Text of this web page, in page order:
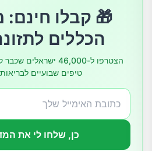
בריאות העור
מה ההמלצה היומית לצריכת
הכללים
הצטרפו ל-46,000
טיפים שבועיים
כן, שלחו לי את